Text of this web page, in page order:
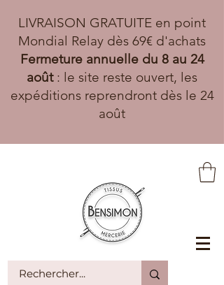
LIVRAISON GRATUITE en point
Mondial Relay dès 69€ d'achats
Fermeture annuelle du 8 au 24
août: le site reste ouvert, les
expéditions reprendront dès le 24
août